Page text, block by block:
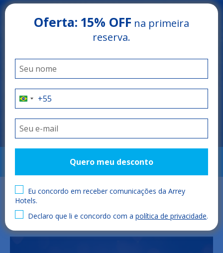
Oferta: 15% OFF na primeira
reserva.
Quero meu desconto
Eu concordo em receber comunicações da Arrey
Hotels.
Declaro que li e concordo com a política de privacidade.
RESERVAR
Arrey Rio Poty Hotel
LUÍS CORREIA - PIAUÍ
O litoral do Piauí
como você nunca
viu